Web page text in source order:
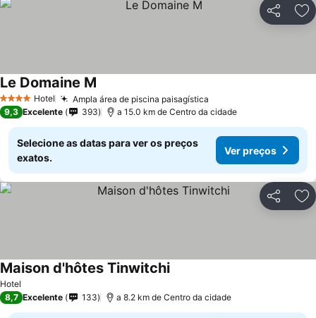
Partilhar
4 EstrelasHotel Ampla área de piscina paisagística
Le Domaine M
9,3 Excelente 393 a 15.0 km de Centro da cidade
Selecione as datas para ver os preços
exatos.
Ver preços
Partilhar
Hotel
Maison d'hôtes Tinwitchi
8,7 Excelente 133 a 8.2 km de Centro da cidade